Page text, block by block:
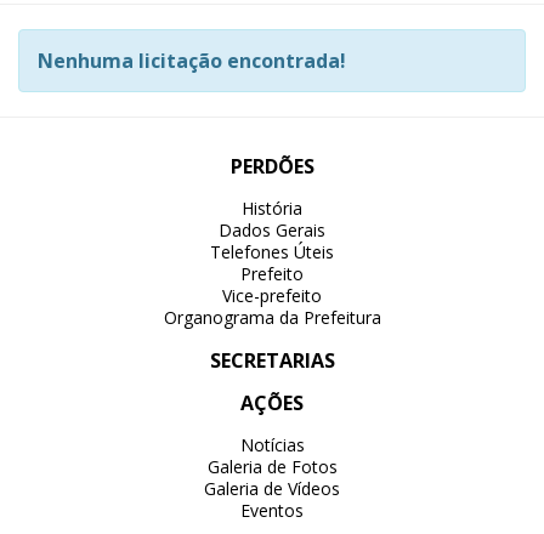
Nenhuma licitação encontrada!
PERDÕES
História
Dados Gerais
Telefones Úteis
Prefeito
Vice-prefeito
Organograma da Prefeitura
SECRETARIAS
AÇÕES
Notícias
Galeria de Fotos
Galeria de Vídeos
Eventos